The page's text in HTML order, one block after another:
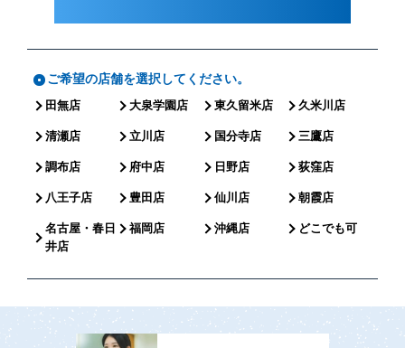
ご希望の店舗を選択してください。
田無店 大泉学園店 東久留米店 久米川店
清瀬店 立川店 国分寺店 三鷹店
調布店 府中店 日野店 荻窪店
八王子店 豊田店 仙川店 朝霞店
名古屋・春日
井店
福岡店 沖縄店 どこでも可